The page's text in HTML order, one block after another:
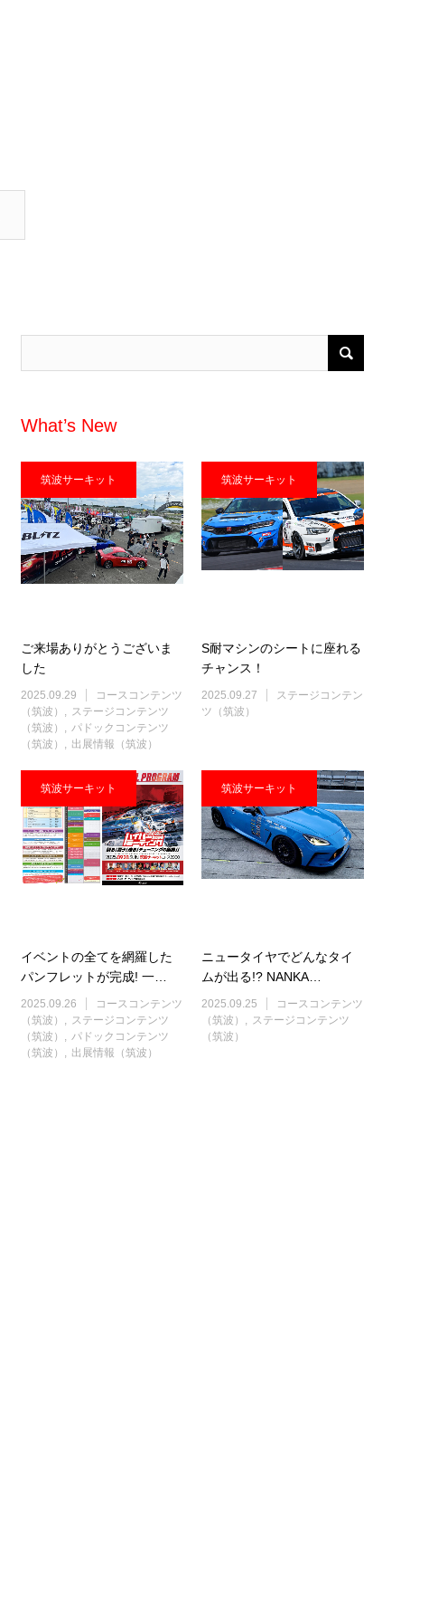
What’s New
筑波サーキット
ご来場ありがとうございま
した
2025.09.29
コースコンテンツ
（筑波）
ステージコンテンツ
（筑波）
パドックコンテンツ
（筑波）
出展情報（筑波）
筑波サーキット
S耐マシンのシートに座れる
チャンス！
2025.09.27
ステージコンテン
ツ（筑波）
筑波サーキット
イベントの全てを網羅した
パンフレットが完成! 一…
2025.09.26
コースコンテンツ
（筑波）
ステージコンテンツ
（筑波）
パドックコンテンツ
（筑波）
出展情報（筑波）
筑波サーキット
ニュータイヤでどんなタイ
ムが出る!? NANKA…
2025.09.25
コースコンテンツ
（筑波）
ステージコンテンツ
（筑波）